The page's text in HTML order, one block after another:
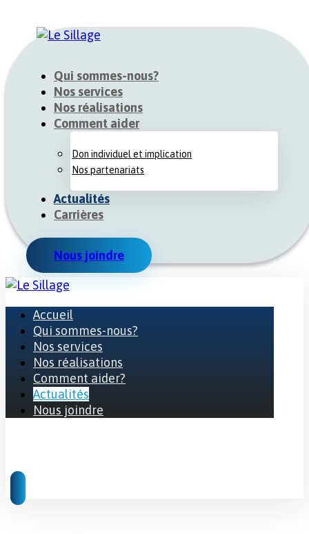
Qui sommes-nous?
Nos services
Nos réalisations
Comment aider
Don individuel et implication
Nos partenariats
Actualités
Carrières
Nous joindre
Accueil
Qui sommes-nous?
Nos services
Nos réalisations
Comment aider?
Actualités
Nous joindre